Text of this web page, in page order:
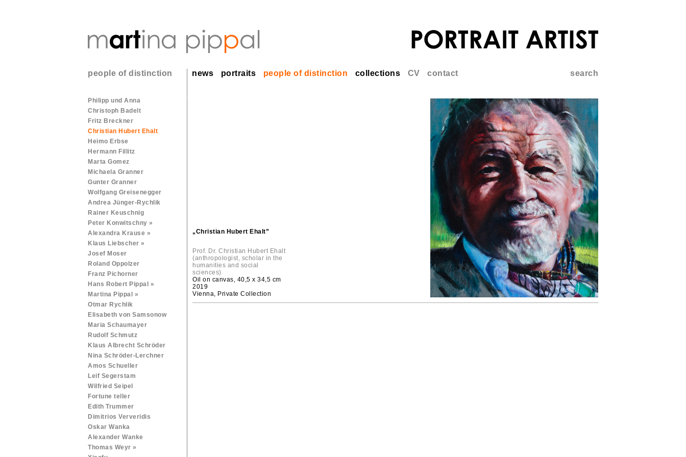
people of distinction news portraits people of distinction collections CV contact search
Philipp und Anna
Christoph Badelt
Fritz Breckner
Christian Hubert Ehalt
Heimo Erbse
Hermann Fillitz
Marta Gomez
Michaela Granner
Gunter Granner
Wolfgang Greisenegger
Andrea Jünger-Rychlik
Rainer Keuschnig
Peter Konwitschny »
Alexandra Krause »
Klaus Liebscher »
Josef Moser
Roland Oppolzer
Franz Pichorner
Hans Robert Pippal »
Martina Pippal »
Otmar Rychlik
Elisabeth von Samsonow
Maria Schaumayer
Rudolf Schmutz
Klaus Albrecht Schröder
Nina Schröder-Lerchner
Amos Schueller
Leif Segerstam
Wilfried Seipel
Fortune teller
Edith Trummer
Dimitrios Ververidis
Oskar Wanka
Alexander Wanke
Thomas Weyr »
„Christian Hubert Ehalt”
Prof. Dr. Christian Hubert Ehalt
(anthropologist, scholar in the
humanities and social
sciences)
Oil on canvas, 40,5 x 34,5 cm
2019
Vienna, Private Collection